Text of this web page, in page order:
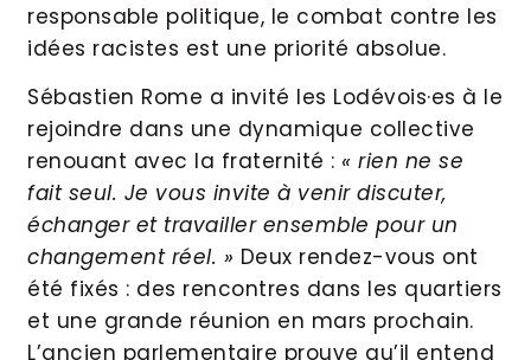
responsable politique, le combat contre les
idées racistes est une priorité absolue.
Sébastien Rome a invité les Lodévois·es à le
rejoindre dans une dynamique collective
renouant avec la fraternité : « rien ne se
fait seul. Je vous invite à venir discuter,
échanger et travailler ensemble pour un
changement réel. » Deux rendez-vous ont
été fixés : des rencontres dans les quartiers
et une grande réunion en mars prochain.
L’ancien parlementaire prouve qu’il entend